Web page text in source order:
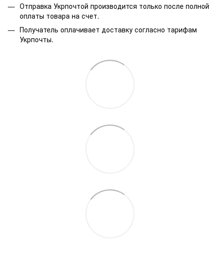
Отправка Укрпочтой производится только после полной
оплаты товара на счет.
Получатель оплачивает доставку согласно тарифам
Укрпочты.